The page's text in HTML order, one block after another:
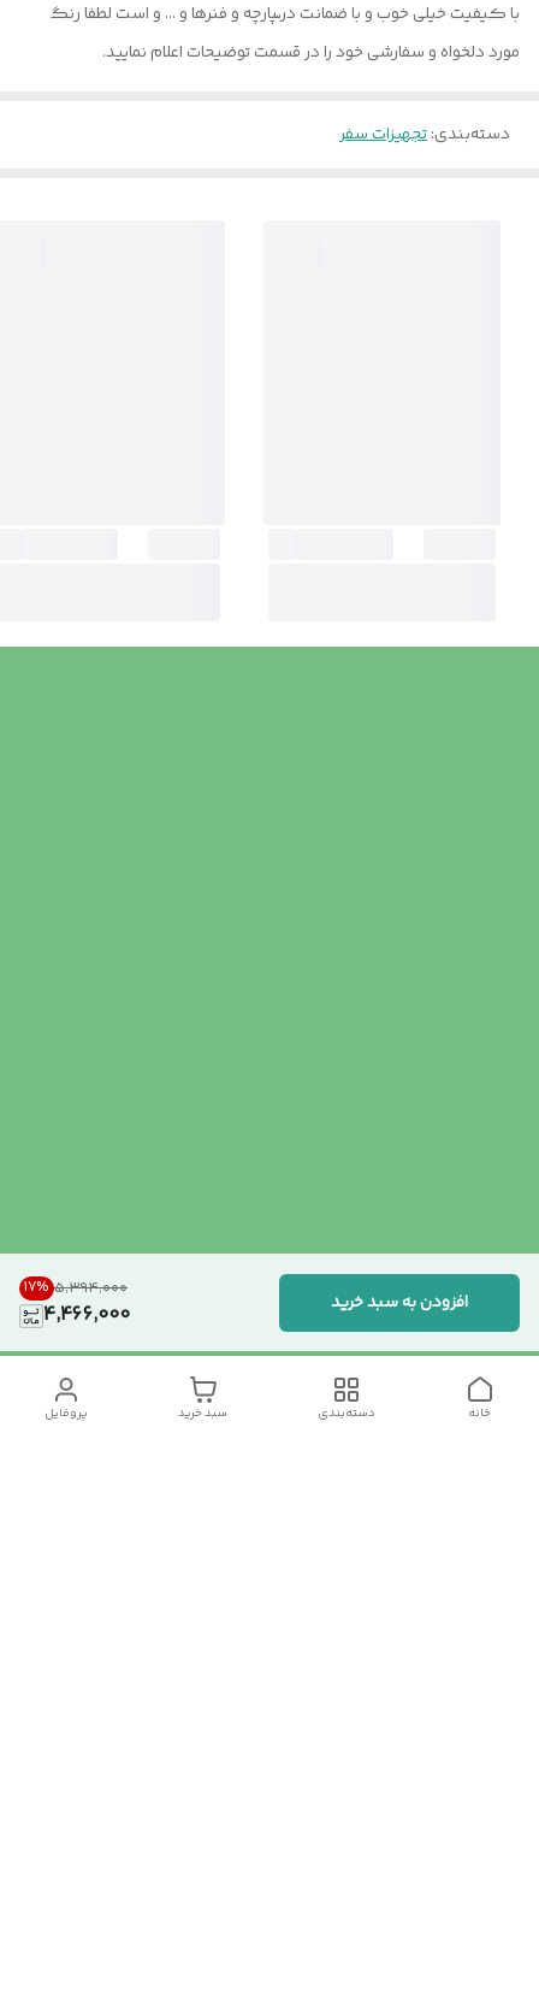
۵٬۳۹۴٬۰۰۰ 17%
4,466,000 افزودن به سبد خرید
با کیفیت خیلی خوب و با ضمانت در ّپارچه و فنرها و … و است لطفا رنگ
مورد دلخواه و سفارشی خود را در قسمت توضیحات اعلام نمایید.
دسته‌بندی:تجهیزات سفر
پروفایل سبد خرید دسته‌بندی خانه